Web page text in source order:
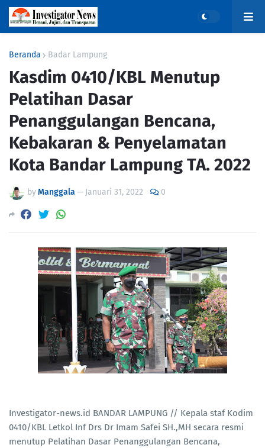
Beranda Badar Lampung
Kasdim 0410/KBL Menutup
Pelatihan Dasar
Penanggulangan Bencana,
Kebakaran & Penyelamatan
Kota Bandar Lampung TA. 2022
byManggala — Januari 31, 2022 0
Investigator-news.id BANDAR LAMPUNG // Kepala staf Kodim
0410/KBL Letkol Inf Drs Dr Imam Safei SH.,MH secara resmi
menutup Pelatihan Dasar Penanggulangan Bencana,